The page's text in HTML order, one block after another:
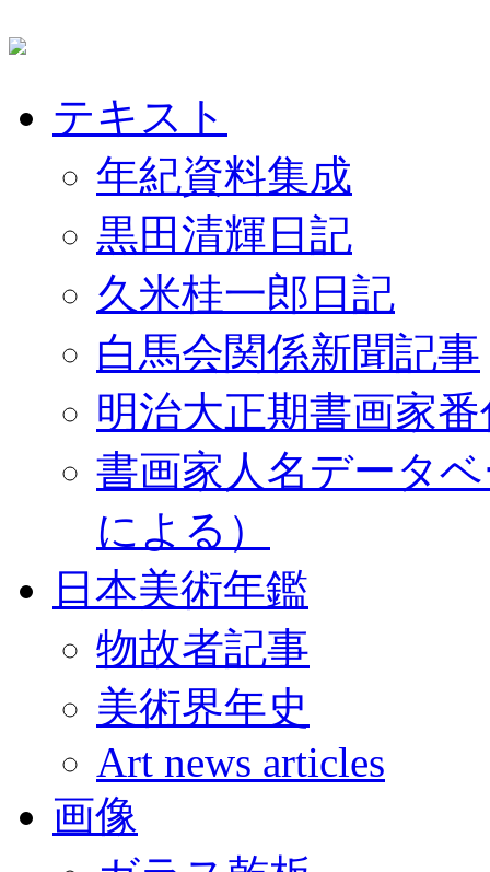
テキスト
年紀資料集成
黒田清輝日記
久米桂一郎日記
白馬会関係新聞記事
明治大正期書画家
書画家人名データ
による）
日本美術年鑑
物故者記事
美術界年史
Art news articles
画像